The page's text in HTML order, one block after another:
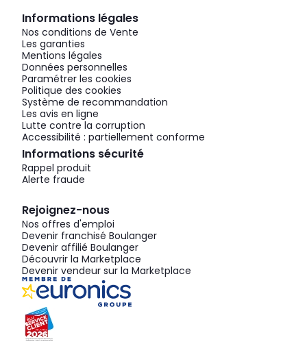
Informations légales
Nos conditions de Vente
Les garanties
Mentions légales
Données personnelles
Paramétrer les cookies
Politique des cookies
Système de recommandation
Les avis en ligne
Lutte contre la corruption
Accessibilité : partiellement conforme
Informations sécurité
Rappel produit
Alerte fraude
Rejoignez-nous
Nos offres d'emploi
Devenir franchisé Boulanger
Devenir affilié Boulanger
Découvrir la Marketplace
Devenir vendeur sur la Marketplace